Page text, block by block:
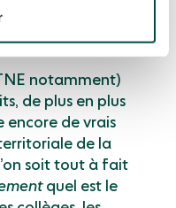
les vœux, et ce
notamment)
de plus en plus
encore de vrais
de la
soit tout à fait
quel est le